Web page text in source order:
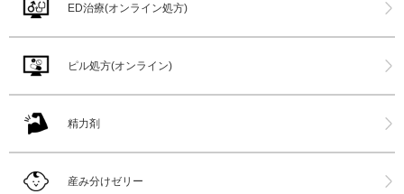
ED治療(オンライン処方)
ピル処方(オンライン)
精力剤
産み分けゼリー